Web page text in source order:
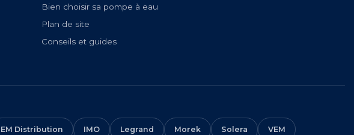
Bien choisir sa pompe à eau
Plan de site
Conseils et guides
EM Distribution IMO Legrand Morek Solera VEM